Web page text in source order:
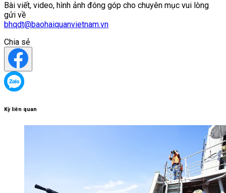
Bài viết, video, hình ảnh đóng góp cho chuyên mục vui lòng
gửi về
bhqdt@baohaiquanvietnam.vn
Chia sẻ
Kỳ liên quan